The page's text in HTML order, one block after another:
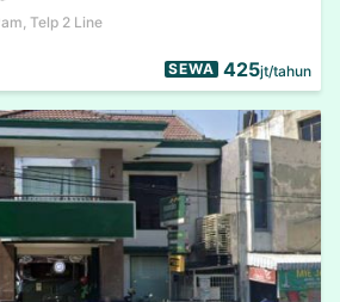
SEWA 425jt/tahun
Telp 2 Line